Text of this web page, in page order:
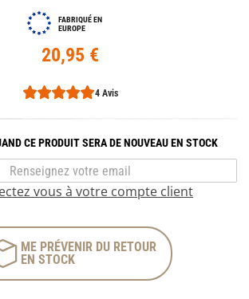
FABRIQUÉ EN
EUROPE
20,95 €
4 Avis
CE PRODUIT SERA DE NOUVEAU EN STOCK
vous à votre compte client
ME PRÉVENIR DU RETOUR
EN STOCK